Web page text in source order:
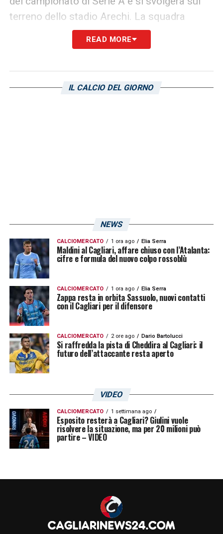
terreno dello stadio Arechi. La squadra
rossoblù è pronta a tornare in campo e
mettersi alla prova in questa partita cruciale.
READ MORE
IL CALCIO DEL GIORNO
NEWS
CALCIOMERCATO 1 ora ago Elia Serra
Maldini al Cagliari, affare chiuso con l’Atalanta:
cifre e formula del nuovo colpo rossoblù
CALCIOMERCATO 1 ora ago Elia Serra
Zappa resta in orbita Sassuolo, nuovi contatti
con il Cagliari per il difensore
CALCIOMERCATO 2 ore ago Dario Bartolucci
Si raffredda la pista di Cheddira al Cagliari: il
futuro dell’attaccante resta aperto
VIDEO
CALCIOMERCATO 1 settimana ago
Esposito resterà a Cagliari? Giulini vuole
risolvere la situazione, ma per 20 milioni può
partire – VIDEO